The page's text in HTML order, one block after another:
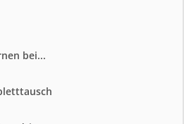
bei...